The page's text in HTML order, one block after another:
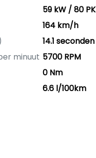
59 kW / 80 PK
164 km/h
14.1 seconden
minuut 5700 RPM
0 Nm
6.6 l/100km